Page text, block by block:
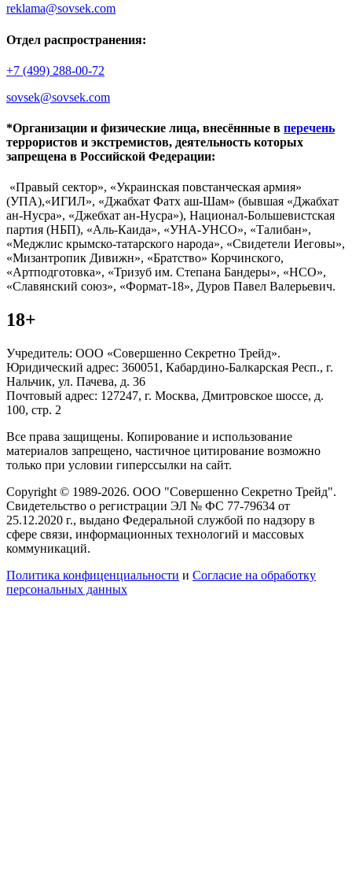
reklama@sovsek.com
Отдел распространения:
+7 (499) 288-00-72
sovsek@sovsek.com
*Организации и физические лица, внесённные в перечень
террористов и экстремистов, деятельность которых
запрещена в Российской Федерации:
«Правый сектор», «Украинская повстанческая армия»
(УПА),«ИГИЛ», «Джабхат Фатх аш-Шам» (бывшая «Джабхат
ан-Нусра», «Джебхат ан-Нусра»), Национал-Большевистская
партия (НБП), «Аль-Каида», «УНА-УНСО», «Талибан»,
«Меджлис крымско-татарского народа», «Свидетели Иеговы»,
«Мизантропик Дивижн», «Братство» Корчинского,
«Артподготовка», «Тризуб им. Степана Бандеры», «НСО»,
«Славянский союз», «Формат-18», Дуров Павел Валерьевич.
18+
Учредитель: ООО «Совершенно Секретно Трейд».
Юридический адрес: 360051, Кабардино-Балкарская Респ., г.
Нальчик, ул. Пачева, д. 36
Почтовый адрес: 127247, г. Москва, Дмитровское шоссе, д.
100, стр. 2
Все права защищены. Копирование и использование
материалов запрещено, частичное цитирование возможно
только при условии гиперссылки на сайт.
Copyright © 1989-2026. ООО "Совершенно Секретно Трейд".
Свидетельство о регистрации ЭЛ № ФС 77-79634 от
25.12.2020 г., выдано Федеральной службой по надзору в
сфере связи, информационных технологий и массовых
коммуникаций.
Политика конфиценциальности и Согласие на обработку
персональных данных